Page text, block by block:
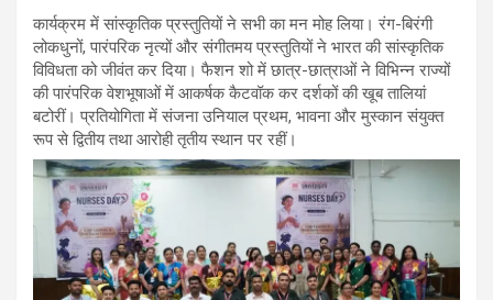
कार्यक्रम में सांस्कृतिक प्रस्तुतियों ने सभी का मन मोह लिया। रंग-बिरंगी
लोकधुनों, पारंपरिक नृत्यों और संगीतमय प्रस्तुतियों ने भारत की सांस्कृतिक
विविधता को जीवंत कर दिया। फैशन शो में छात्र-छात्राओं ने विभिन्न राज्यों
की पारंपरिक वेशभूषाओं में आकर्षक कैटवॉक कर दर्शकों की खूब तालियां
बटोरीं। प्रतियोगिता में संजना उनियाल प्रथम, भावना और मुस्कान संयुक्त
रूप से द्वितीय तथा आरोही तृतीय स्थान पर रहीं।